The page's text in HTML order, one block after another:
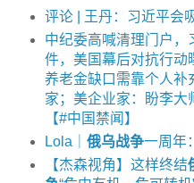
评论 | 王丹：习近平会
中纪委高喊清理门户，
件，美国幕后对抗行动
养老金缺口需靠个人补
家；美企业家：盼李大
【#中国禁闻】
Lola｜ 俄乌战争一周年
【杰森视角】这样终结